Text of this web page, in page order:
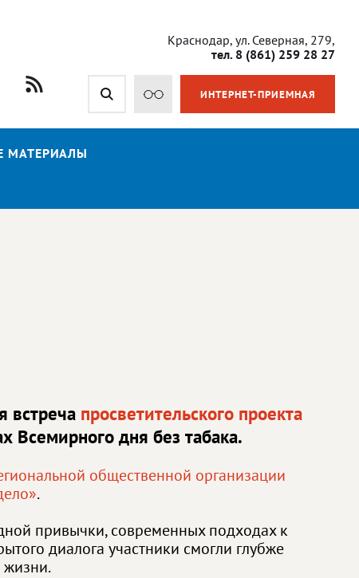
Краснодар, ул. Северная, 279,
тел. 8 (861) 259 28 27
ИНТЕРНЕТ-ПРИЕМНАЯ
МАТЕРИАЛЫ
встреча просветительского проекта
Всемирного дня без табака.
общественной организации
.
привычки, современных подходах к
диалога участники смогли глубже
жизни.